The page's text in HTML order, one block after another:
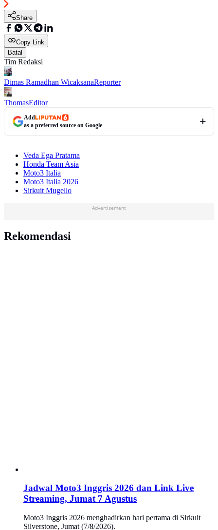
Share
Copy Link
Batal
Tim Redaksi
Dimas Ramadhan WicaksanaReporter
ThomasEditor
Add
as a preferred source on Google
Veda Ega Pratama
Honda Team Asia
Moto3 Italia
Moto3 Italia 2026
Sirkuit Mugello
Advertisement
Rekomendasi
Jadwal Moto3 Inggris 2026 dan Link Live
Streaming, Jumat 7 Agustus
Moto3 Inggris 2026 menghadirkan hari pertama di Sirkuit
Silverstone, Jumat (7/8/2026).